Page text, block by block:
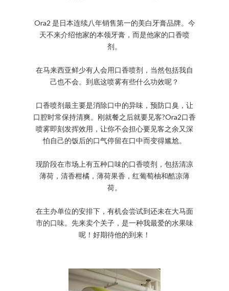
Ora2 是日本连续八年销售第一的美白牙膏品牌。今
天不来介绍他家的本领牙膏，而是他家的口香喷
剂。
在马来西亚鲜少有人会用口香喷剂，当然包括我自
己也不会。到底这喷雾有些什么功效呢？
口香喷剂最主要是消除口中的异味，预防口臭，让
口腔时常保持清爽。刚就餐之后就要见客?Ora2口香
喷雾即刻发挥效用，让你不会担心要见客之余又深
怕自己的饭后的口气停留在口中而变得尴尬。
现阶段在市场上有五种口味的口香喷剂，包括清凉
薄荷，清香柑橘，薄荷果香，红葡萄柚和酷凉薄
荷。
在主办单位的安排下，有机会尝试到还未在大马面
市的口味。先来卖个关子，是一种我最爱的水果味
呢！好期待他的到来！